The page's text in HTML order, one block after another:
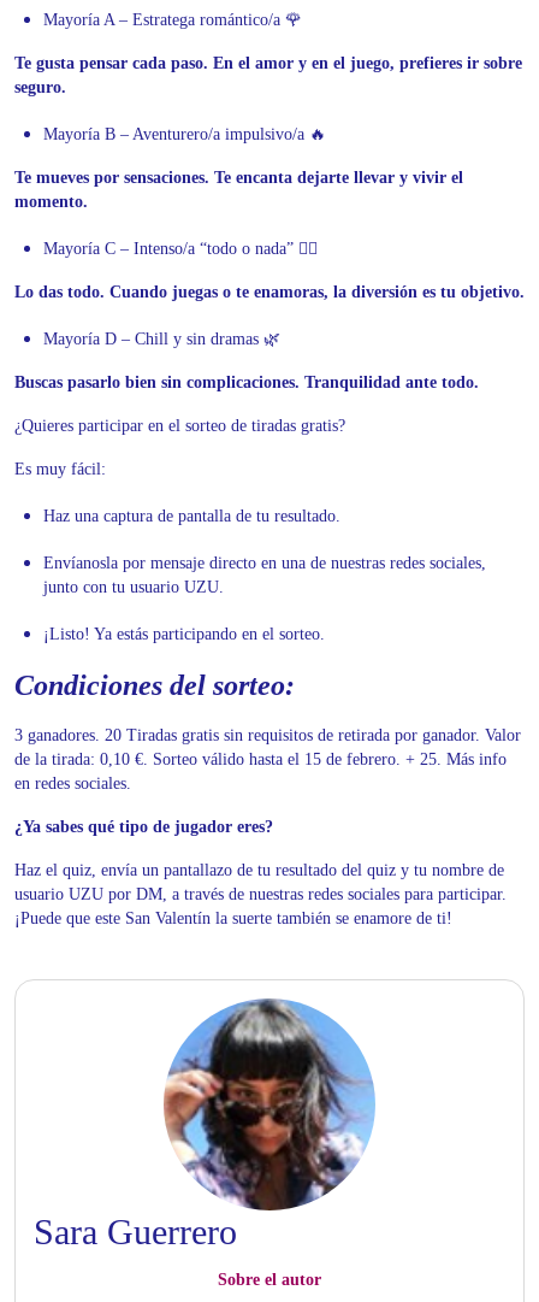
Mayoría A – Estratega romántico/a 🌹
Te gusta pensar cada paso. En el amor y en el juego, prefieres ir sobre
seguro.
Mayoría B – Aventurero/a impulsivo/a 🔥
Te mueves por sensaciones. Te encanta dejarte llevar y vivir el
momento.
Mayoría C – Intenso/a “todo o nada” ❤️‍🔥
Lo das todo. Cuando juegas o te enamoras, la diversión es tu objetivo.
Mayoría D – Chill y sin dramas 🌿
Buscas pasarlo bien sin complicaciones. Tranquilidad ante todo.
¿Quieres participar en el sorteo de tiradas gratis?
Es muy fácil:
Haz una captura de pantalla de tu resultado.
Envíanosla por mensaje directo en una de nuestras redes sociales,
junto con tu usuario UZU.
¡Listo! Ya estás participando en el sorteo.
Condiciones del sorteo:
3 ganadores. 20 Tiradas gratis sin requisitos de retirada por ganador. Valor
de la tirada: 0,10 €. Sorteo válido hasta el 15 de febrero. + 25. Más info
en redes sociales.
¿Ya sabes qué tipo de jugador eres?
Haz el quiz, envía un pantallazo de tu resultado del quiz y tu nombre de
usuario UZU por DM, a través de nuestras redes sociales para participar.
¡Puede que este San Valentín la suerte también se enamore de ti!
Sara Guerrero
Sobre el autor